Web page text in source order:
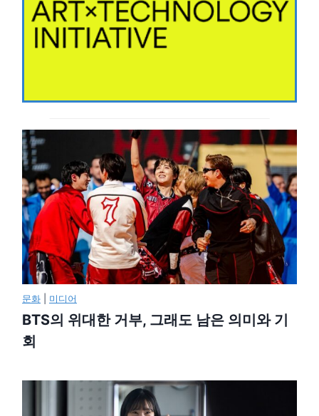
문화 미디어
BTS의 위대한 거부, 그래도 남은 의미와 기
회